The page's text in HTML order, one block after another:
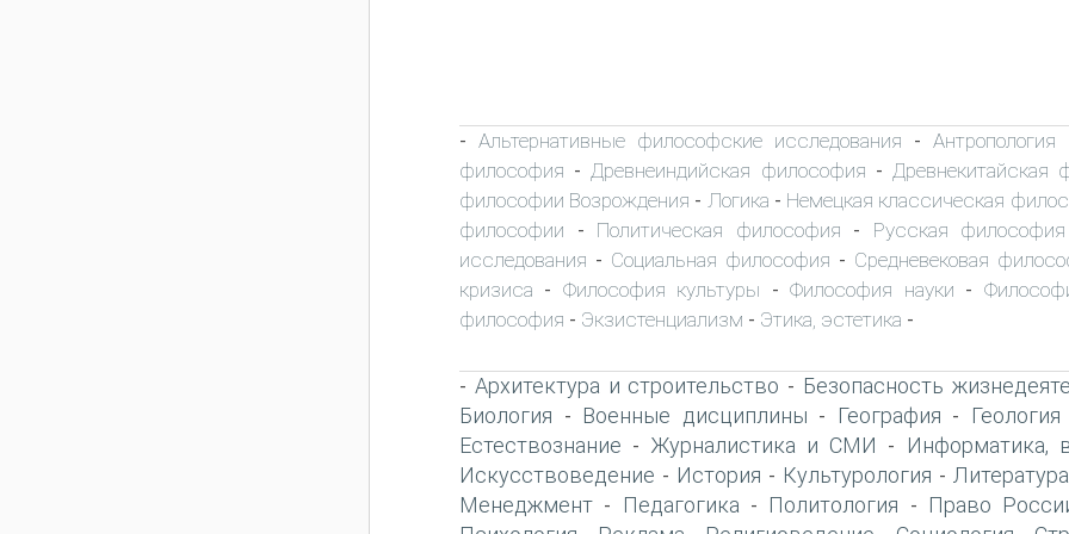
- Альтернативные философские исследования - Антропология
философия - Древнеиндийская философия - Древнекитайская
философии Возрождения - Логика - Немецкая классическая
философии - Политическая философия - Русская философия
исследования - Социальная философия - Средневековая
кризиса - Философия культуры -Философия науки -
философия - Экзистенциализм - Этика, эстетика -
- Архитектура и строительство - Безопасность
Биология - Военные дисциплины - География - Геология
Естествознание - Журналистика и СМИ -
Информатика,
Искусствоведение - История - Культурология - Литература
Менеджмент - Педагогика - Политология -
Право